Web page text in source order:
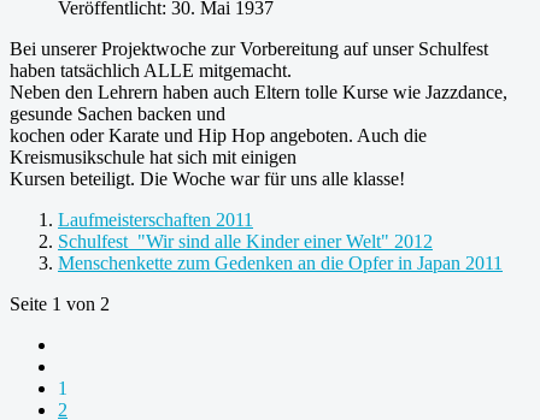
Veröffentlicht: 30. Mai 1937
Bei unserer Projektwoche zur Vorbereitung auf unser Schulfest
haben tatsächlich ALLE mitgemacht.
Neben den Lehrern haben auch Eltern tolle Kurse wie Jazzdance,
gesunde Sachen backen und
kochen oder Karate und Hip Hop angeboten. Auch die
Kreismusikschule hat sich mit einigen
Kursen beteiligt. Die Woche war für uns alle klasse!
Laufmeisterschaften 2011
Schulfest "Wir sind alle Kinder einer Welt" 2012
Menschenkette zum Gedenken an die Opfer in Japan 2011
Seite 1 von 2
1
2